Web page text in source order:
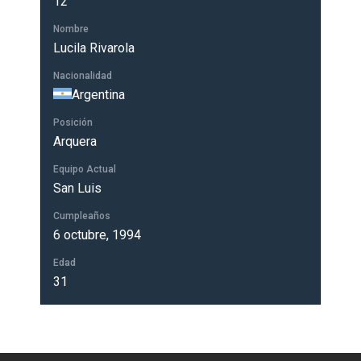
Nombre
Lucila Rivarola
Nacionalidad
Argentina
Posición
Arquera
Equipo Actual
San Luis
Cumpleaños
6 octubre, 1994
Edad
31